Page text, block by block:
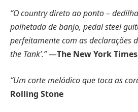
“O country direto ao ponto –
palhetada de banjo, pedal steel
perfeitamente com as declarações
the Tank’.”—The New York Times
“Um corte melódico que toca as
Rolling Stone